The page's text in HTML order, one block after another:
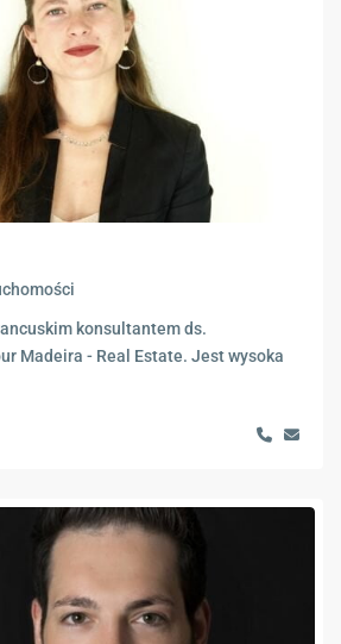
konsultantem ds.
Madeira - Real Estate. Jest wysoka